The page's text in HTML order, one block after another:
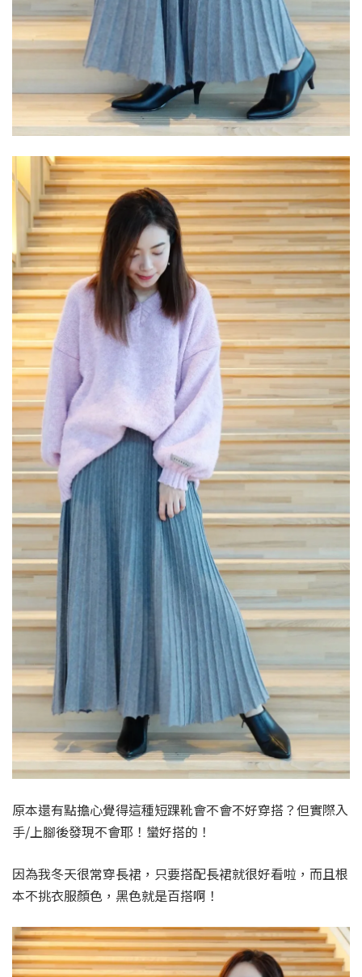
原本還有點擔心覺得這種短踝靴會不會不好穿搭？但實際入
手/上腳後發現不會耶！蠻好搭的！
因為我冬天很常穿長裙，只要搭配長裙就很好看啦，而且根
本不挑衣服顏色，黑色就是百搭啊！